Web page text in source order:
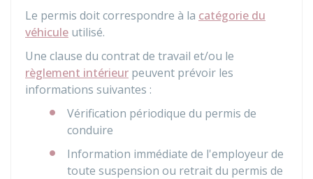
Le permis doit correspondre à la catégorie du
véhicule utilisé.
Une clause du contrat de travail et/ou le
règlement intérieur peuvent prévoir les
informations suivantes :
Vérification périodique du permis de
conduire
Information immédiate de l'employeur de
toute suspension ou retrait du permis de